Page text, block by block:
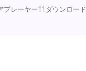
プレーヤー11ダウンロード